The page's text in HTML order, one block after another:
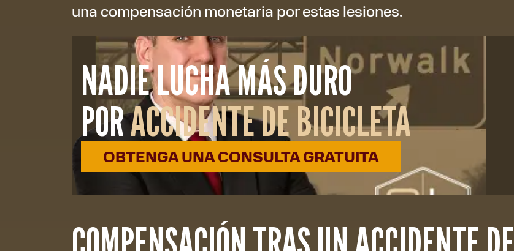
una compensación monetaria por estas lesiones.
NADIE LUCHA MÁS DURO
PORACCIDENTE DE BICICLETA
OBTENGA UNA CONSULTA GRATUITA